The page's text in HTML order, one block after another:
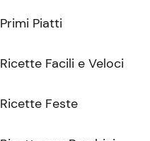
Primi Piatti
Ricette Facili e Veloci
Ricette Feste